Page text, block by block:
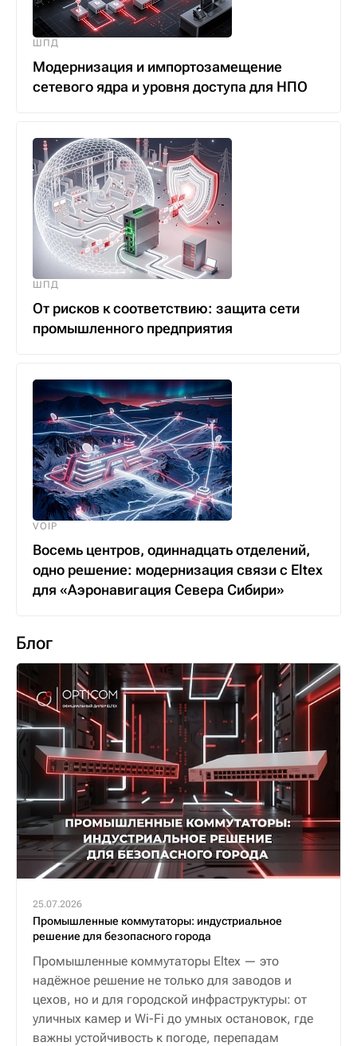
ШПД
Модернизация и импортозамещение
сетевого ядра и уровня доступа для НПО
ШПД
От рисков к соответствию: защита сети
промышленного предприятия
VOIP
Восемь центров, одиннадцать отделений,
одно решение: модернизация связи с Eltex
для «Аэронавигация Севера Сибири»
Блог
25.07.2026
Промышленные коммутаторы: индустриальное
решение для безопасного города
Промышленные коммутаторы Eltex — это
надёжное решение не только для заводов и
цехов, но и для городской инфраструктуры: от
уличных камер и Wi-Fi до умных остановок, где
важны устойчивость к погоде, перепадам